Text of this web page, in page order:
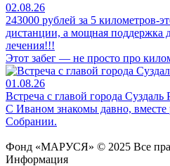
02.08.26
243000 рублей за 5 километров-
дистанции, а мощная поддержка
лечения!!!
Этот забег — не просто про
01.08.26
Встреча с главой города
С Иваном знакомы давно, вместе
Собрании.
Фонд «МАРУСЯ» © 2025 Все
Информация